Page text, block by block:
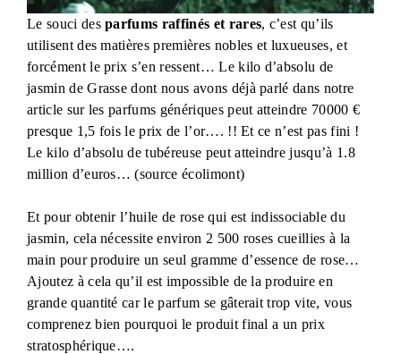
Le souci desparfums raffinés et rares, c’est qu’ils
utilisent des matières premières nobles et luxueuses, et
forcément le prix s’en ressent… Le kilo d’absolu de
jasmin de Grasse dont nous avons déjà parlé dans notre
article sur les parfums génériques peut atteindre 70000 €
presque 1,5 fois le prix de l’or…. !! Et ce n’est pas fini !
Le kilo d’absolu de tubéreuse peut atteindre jusqu’à 1.8
million d’euros… (source écolimont)
Et pour obtenir l’huile de rose qui est indissociable du
jasmin, cela nécessite environ 2 500 roses cueillies à la
main pour produire un seul gramme d’essence de rose…
Ajoutez à cela qu’il est impossible de la produire en
grande quantité car le parfum se gâterait trop vite, vous
comprenez bien pourquoi le produit final a un prix
stratosphérique….